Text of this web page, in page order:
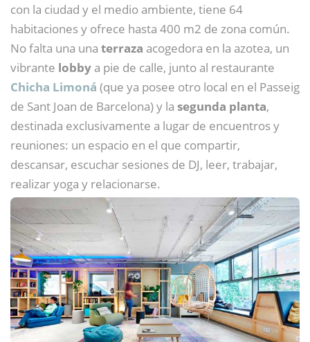
con la ciudad y el medio ambiente, tiene 64
habitaciones y ofrece hasta 400 m2 de zona común.
No falta una una terraza acogedora en la azotea, un
vibrante lobby a pie de calle, junto al restaurante
Chicha Limoná (que ya posee otro local en el Passeig
de Sant Joan de Barcelona) y la segunda planta,
destinada exclusivamente a lugar de encuentros y
reuniones: un espacio en el que compartir,
descansar, escuchar sesiones de DJ, leer, trabajar,
realizar yoga y relacionarse.